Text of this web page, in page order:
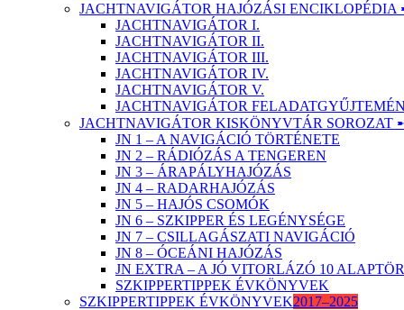
JACHTNAVIGÁTOR HAJÓZÁSI ENCIKLOPÉDIA
JACHTNAVIGÁTOR I.
JACHTNAVIGÁTOR II.
JACHTNAVIGÁTOR III.
JACHTNAVIGÁTOR IV.
JACHTNAVIGÁTOR V.
JACHTNAVIGÁTOR
JACHTNAVIGÁTOR KISKÖNYVTÁR SOROZAT
JN 1 – A NAVIGÁCIÓ TÖRTÉNETE
JN 2 – RÁDIÓZÁS A TENGEREN
JN 3 – ÁRAPÁLYHAJÓZÁS
JN 4 – RADARHAJÓZÁS
JN 5 – HAJÓS CSOMÓK
JN 6 – SZKIPPER ÉS LEGÉNYSÉGE
JN 7 – CSILLAGÁSZATI NAVIGÁCIÓ
JN 8 – ÓCEÁNI HAJÓZÁS
JN EXTRA – A JÓ VITORLÁZÓ 10
SZKIPPERTIPPEK ÉVKÖNYVEK
SZKIPPERTIPPEK ÉVKÖNYVEK2017–2025